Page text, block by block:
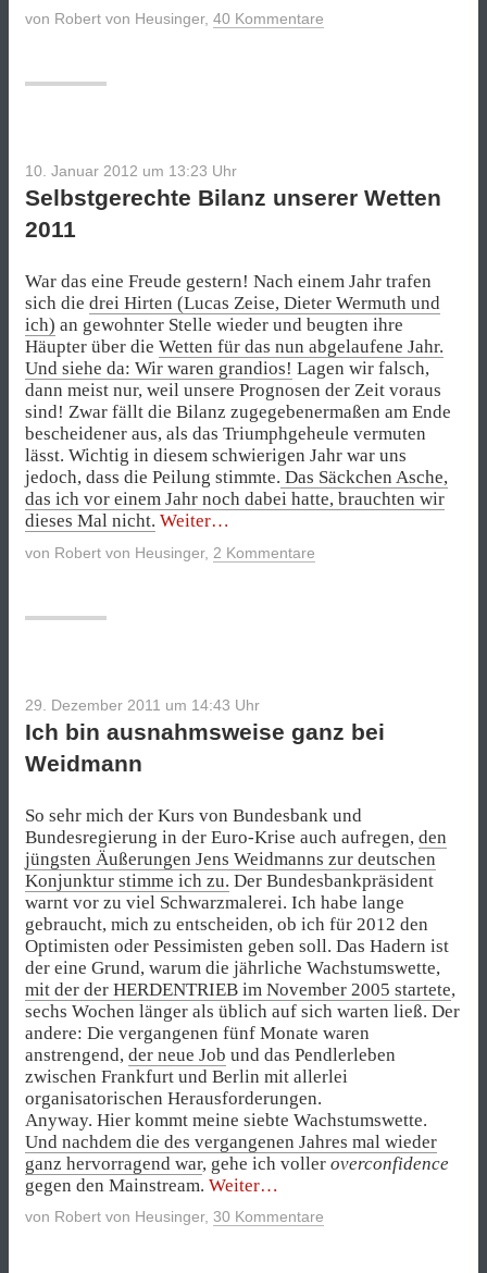
für
von Robert von Heusinger, 40 Kommentare
10. Januar 2012 um 13:23 Uhr
Selbstgerechte Bilanz unserer Wetten
2011
War das eine Freude gestern! Nach einem Jahr trafen
sich die drei Hirten (Lucas Zeise, Dieter Wermuth und
ich) an gewohnter Stelle wieder und beugten ihre
Häupter über die Wetten für das nun abgelaufene Jahr.
Und siehe da: Wir waren grandios! Lagen wir falsch,
dann meist nur, weil unsere Prognosen der Zeit voraus
sind! Zwar fällt die Bilanz zugegebenermaßen am Ende
bescheidener aus, als das Triumphgeheule vermuten
lässt. Wichtig in diesem schwierigen Jahr war uns
jedoch, dass die Peilung stimmte. Das Säckchen Asche,
das ich vor einem Jahr noch dabei hatte, brauchten wir
dieses Mal nicht. Weiter„Selbstgerechte
unserer
von Robert von Heusinger, 2 Kommentare
29. Dezember 2011 um 14:43 Uhr
Ich bin ausnahmsweise ganz bei
Weidmann
So sehr mich der Kurs von Bundesbank und
Bundesregierung in der Euro-Krise auch aufregen, den
jüngsten Äußerungen Jens Weidmanns zur deutschen
Konjunktur stimme ich zu. Der Bundesbankpräsident
warnt vor zu viel Schwarzmalerei. Ich habe lange
gebraucht, mich zu entscheiden, ob ich für 2012 den
Optimisten oder Pessimisten geben soll. Das Hadern ist
der eine Grund, warum die jährliche Wachstumswette,
mit der der HERDENTRIEB im November 2005 startete,
sechs Wochen länger als üblich auf sich warten ließ. Der
andere: Die vergangenen fünf Monate waren
anstrengend, der neue Job und das Pendlerleben
zwischen Frankfurt und Berlin mit allerlei
organisatorischen Herausforderungen.
Anyway. Hier kommt meine siebte Wachstumswette.
Und nachdem die des vergangenen Jahres mal wieder
ganz hervorragend war, gehe ich voller overconfidence
gegen den Mainstream. Weiter„Ich
ausnahmsweise
von Robert von Heusinger, 30 Kommentare